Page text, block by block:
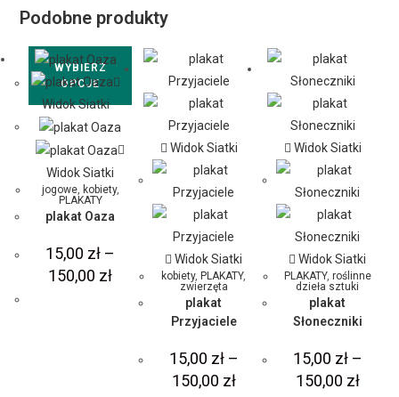
WYBIERZ
OPCJE
Podobne produkty
Widok Siatki
Widok Siatki
jogowe, kobiety,
PLAKATY
plakat Oaza
15,00 zł –
150,00 zł
Widok Siatki
Widok Siatki
kobiety,PLAKATY,
zwierzęta
plakat
Przyjaciele
15,00 zł –
150,00 zł
Widok Siatki
Widok Siatki
PLAKATY, roślinne
dzieła sztuki
plakat
Słoneczniki
15,00 zł –
150,00 zł